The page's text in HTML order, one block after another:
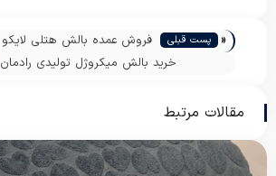
« پست قبلی
فروش عمده بالش هتلی لایکو
خرید بالش میکروژل تولیدی رادمان
مقالات مرتبط